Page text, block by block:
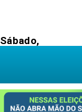
Sábado,